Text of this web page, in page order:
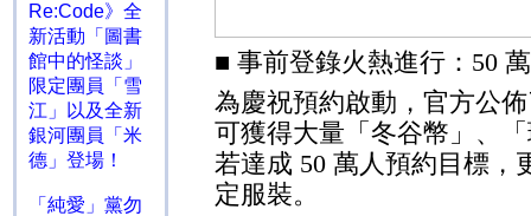
Re:Code》全
新活動「圖書
館中的怪談」
限定團員「雪
江」以及全新
銀河團員「米
德」登場！
「純愛」黨勿
■ 事前登錄火熱進行： 50
為慶祝預約啟動，官方公
可獲得大量「冬谷幣」、
若達成 50 萬人預約目標，
定服裝。